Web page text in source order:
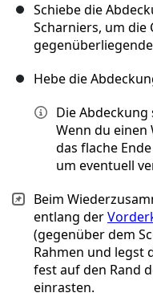
Schiebe die
Scharniers, um die
Hebe die
Die Abdeckung
Wenn du
das flache
um eventuell
Beim
entlang der
(gegenüber dem
Rahmen und legst
fest auf den Rand
einrasten.